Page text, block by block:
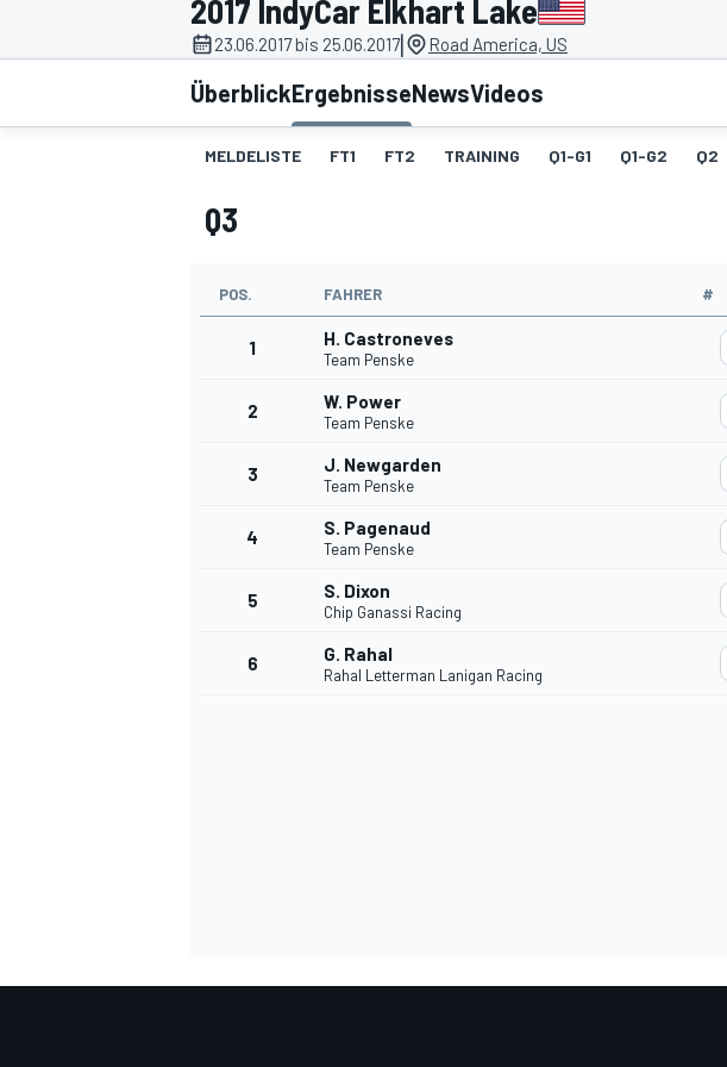
MOTOGP
2017 IndyCar Elkhart Lake
23.06.2017 bis 25.06.2017| Road America, US
ÜberblickErgebnisseNewsVideos
MELDELISTE FT1 FT2 TRAINING Q1-G1 Q1-G2 Q2
Q3
POS. FAHRER #
1 H. Castroneves
Team Penske
2 W. Power
Team Penske
3 J. Newgarden
Team Penske
4 S. Pagenaud
Team Penske
5 S. Dixon
Chip Ganassi Racing
6 G. Rahal
Rahal Letterman Lanigan Racing